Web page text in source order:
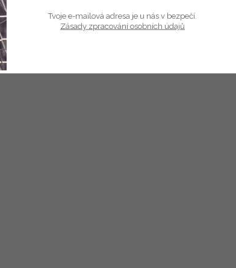
použití je ideální pro držení stulpen a
100% prodyšná a voděodolná.
Záruka
Tvoje e-mailová adresa je u nás v bezpečí.
Zásady zpracování osobních údajů